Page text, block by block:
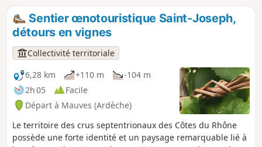
Sentier œnotouristique Saint-Joseph,
détours en vignes
Collectivité territoriale
6,28 km
+110 m
-104 m
2h 05
Facile
Départ à Mauves (Ardèche)
Le territoire des crus septentrionaux des Côtes du Rhône
possède une forte identité et un paysage remarquable lié à